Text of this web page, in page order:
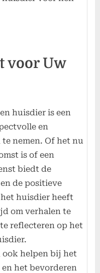
voor Uw
huisdier is een
en
nemen. Of het nu
is of een
biedt de
de positieve
huisdier heeft
om verhalen te
reflecteren op het
ook helpen bij het
het bevorderen